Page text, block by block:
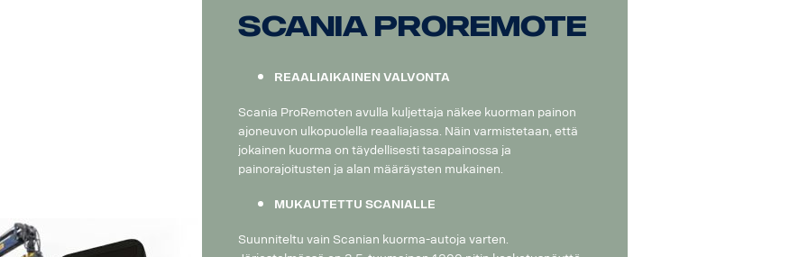
Lastaamisessa voit luottaa ratkaisuun, joka on suunniteltu täydelliseksi ja pelkästään SCANIAlle ja joka
tekee jokaisesta matkasta turvallisen ja suoraviivaisen.
Scania ProRemote
REAALIAIKAINEN VALVONTA
Scania ProRemoten avulla kuljettaja näkee kuorman painon
ajoneuvon ulkopuolella reaaliajassa. Näin varmistetaan, että
jokainen kuorma on täydellisesti tasapainossa ja
painorajoitusten ja alan määräysten mukainen.
MUKAUTETTU SCANIALLE
Suunniteltu vain Scanian kuorma-autoja varten.